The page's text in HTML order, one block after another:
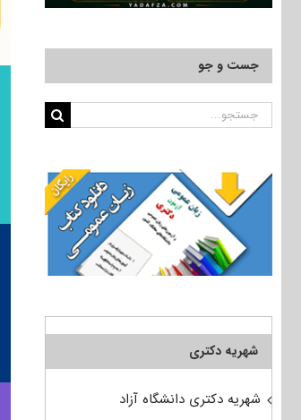
جست و جو
جستجو
شهریه دکتری
شهریه دکتری دانشگاه آزاد